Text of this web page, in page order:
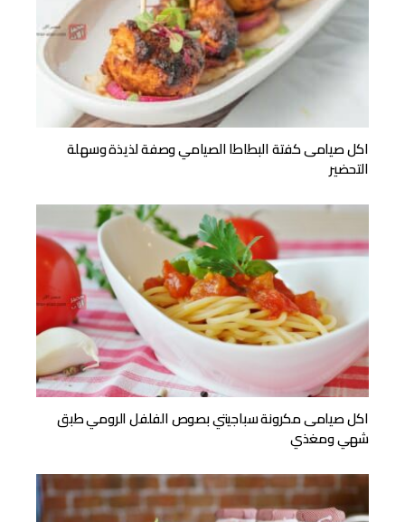
اكل صيامى كفتة البطاطا الصيامي وصفة لذيذة وسهلة
التحضير
اكل صيامى مكرونة سباجيتي بصوص الفلفل الرومي طبق
شهي ومغذي